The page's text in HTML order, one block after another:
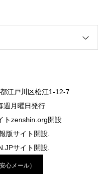
江戸川区松江1-12-7
週月曜日発行
トzenshin.org開設
版サイト開設.
サイト開設.
心メール）